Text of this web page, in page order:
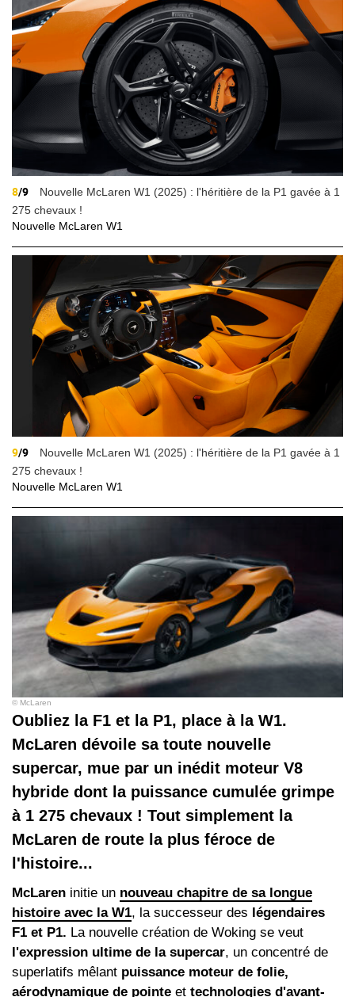
8/9
Nouvelle McLaren W1 (2025) : l'héritière de la P1 gavée à 1
275 chevaux !
Nouvelle McLaren W1
9/9
Nouvelle McLaren W1 (2025) : l'héritière de la P1 gavée à 1
275 chevaux !
Nouvelle McLaren W1
© McLaren
Oubliez la F1 et la P1, place à la W1.
McLaren dévoile sa toute nouvelle
supercar, mue par un inédit moteur V8
hybride dont la puissance cumulée grimpe
à 1 275 chevaux ! Tout simplement la
McLaren de route la plus féroce de
l'histoire...
McLaren initie un nouveau chapitre de sa longue
histoire avec la W1, la successeur des légendaires
F1 et P1. La nouvelle création de Woking se veut
l'expression ultime de la supercar, un concentré de
superlatifs mêlant puissance moteur de folie,
aérodynamique de pointe et technologies d'avant-